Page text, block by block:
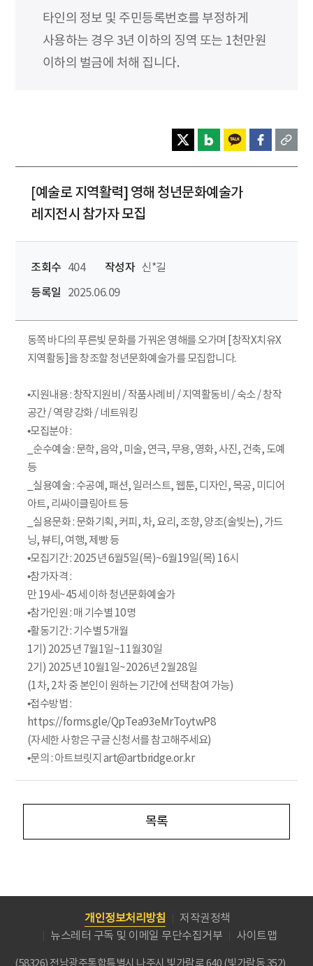
타인의 정보 및 주민등록번호를 부정하게
사용하는 경우 3년 이하의 징역 또는 1천만원
이하의 벌금에 처해 집니다.
[예술로 지역활력] 영해 청년문화예술가
레지전시 참가자 모집
조회수 404 작성자 신*길
등록일
2025.06.09
동쪽 바다의 푸른빛 문화를 가꿔온 영해를 오가며 [창작X치유X
지역활동]을 창조할 청년문화예술가를 모집합니다.
•지원내용 : 창작지원비 / 작품사례비 / 지역활동비 / 숙소 / 창작
공간 / 역량 강화 / 네트워킹
•모집분야 :
_순수예술 : 문학, 음악, 미술, 연극, 무용, 영화, 사진, 건축, 도예
등
_실용예술 : 수공예, 패션, 일러스트, 웹툰, 디자인, 목공, 미디어
아트, 리싸이클링아트 등
_실용문화 : 문화기획, 커피, 차, 요리, 조향, 양조(술빚는), 가드
닝, 뷰티, 여행, 제빵 등
•모집기간 : 2025년 6월5일(목)~6월19일(목) 16시
•참가자격 :
만 19세~45세 이하 청년문화예술가
•참가인원 : 매 기수별 10명
•활동기간 : 기수별 5개월
1기) 2025년 7월1일~11월30일
2기) 2025년 10월1일~2026년 2월28일
(1차, 2차 중 본인이 원하는 기간에 선택 참여 가능)
•접수방법 :
https://forms.gle/QpTea93eMrToytwP8
(자세한 사항은 구글 신청서를 참고해주세요)
•문의 : 아트브릿지 art@artbridge.or.kr
목록
개인정보처리방침
저작권정책
뉴스레터 구독 및 이메일 무단수집거부
사이트맵
(58326) 전남광주통합특별시 나주시 빛가람로 640 (빛가람동 352)